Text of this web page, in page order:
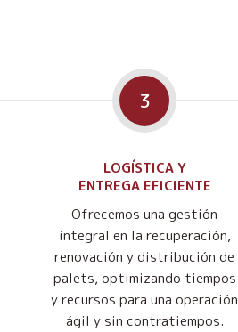
3
LOGÍSTICA Y
ENTREGA EFICIENTE
Ofrecemos una gestión
integral en la recuperación,
renovación y distribución de
palets, optimizando tiempos
y recursos para una operación
ágil y sin contratiempos.